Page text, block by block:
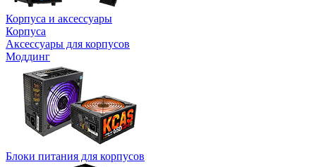
Корпуса и аксессуары
Корпуса
Аксессуары для корпусов
Моддинг
Блоки питания для корпусов